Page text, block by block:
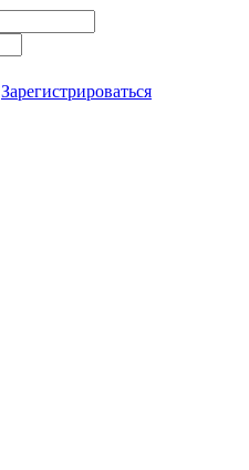
Зарегистрироваться